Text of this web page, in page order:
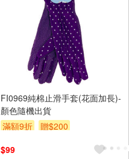
FI0969純棉止滑手套(花面加長)-
顏色隨機出貨
滿額9折
贈$200
$99